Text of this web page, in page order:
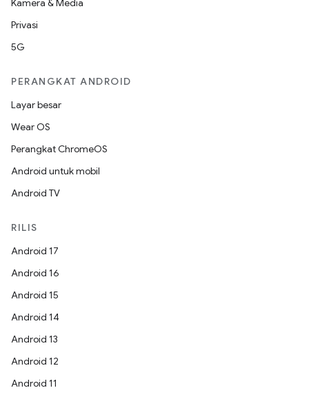
Kamera & Media
Privasi
5G
PERANGKAT ANDROID
Layar besar
Wear OS
Perangkat ChromeOS
Android untuk mobil
Android TV
RILIS
Android 17
Android 16
Android 15
Android 14
Android 13
Android 12
Android 11